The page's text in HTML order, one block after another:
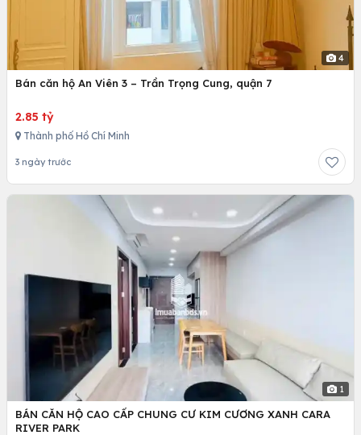
4
Bán căn hộ An Viên 3 – Trần Trọng Cung, quận 7
2.85 tỷ
Thành phố Hồ Chí Minh
3 ngày trước
1
BÁN CĂN HỘ CAO CẤP CHUNG CƯ KIM CƯƠNG XANH CARA
RIVER PARK